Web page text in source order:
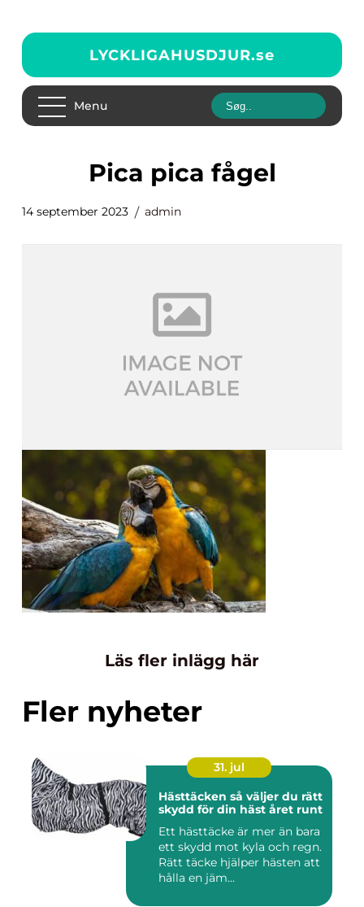
LYCKLIGAHUSDJUR.se
Menu
pica pica fågel
14 september 2023 admin
Läs fler inlägg här
Fler nyheter
31. jul
Hästtäcken så väljer du rätt
skydd för din häst året runt
Ett hästtäcke är mer än bara
ett skydd mot kyla och regn.
Rätt täcke hjälper hästen att
hålla en jäm...